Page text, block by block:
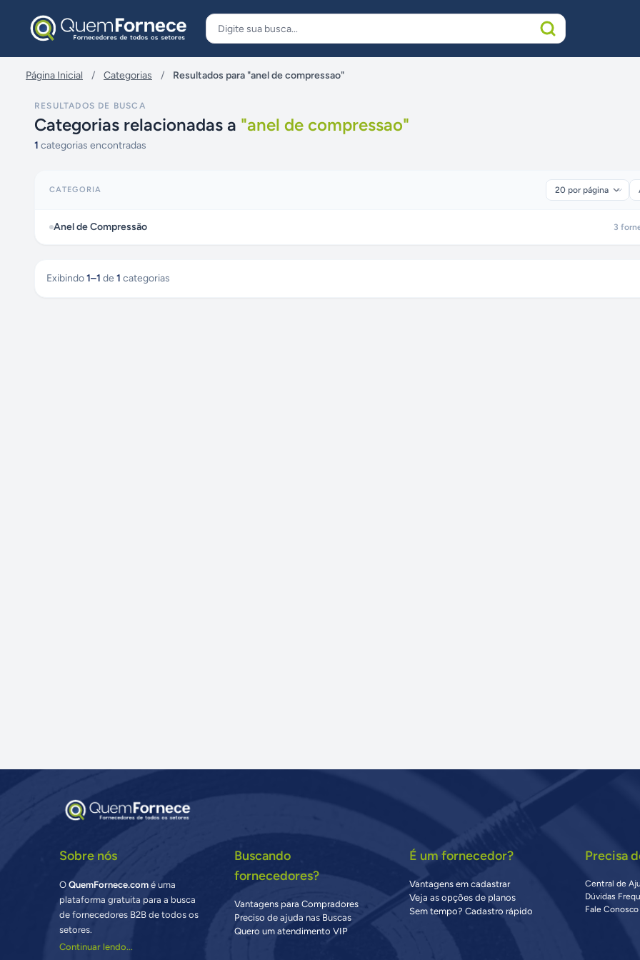
Página Inicial / Categorias / Resultados para "anel de compressao"
RESULTADOS DE BUSCA
Categorias relacionadas a "anel de compressao"
1 categorias encontradas
CATEGORIA
Anel de Compressão 3
Exibindo1–1 de 1 categorias
Sobre nós
OQuemFornece.com é uma
plataforma gratuita para a busca
de fornecedores B2B de todos os
setores.
Continuar lendo...
Buscando
fornecedores?
Vantagens para Compradores
Preciso de ajuda nas Buscas
Quero um atendimento VIP
É um fornecedor?
Vantagens em cadastrar
Veja as opções de planos
Sem tempo? Cadastro rápido
Precisa
Central de
Dúvidas
Fale Conosco